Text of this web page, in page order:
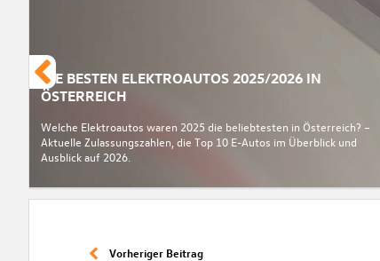
DIE BESTEN ELEKTROAUTOS 2025/2026 IN
ÖSTERREICH
Welche Elektroautos waren 2025 die beliebtesten in Österreich? –
Aktuelle Zulassungszahlen, die Top 10 E-Autos im Überblick und
Ausblick auf 2026.
Vorheriger Beitrag